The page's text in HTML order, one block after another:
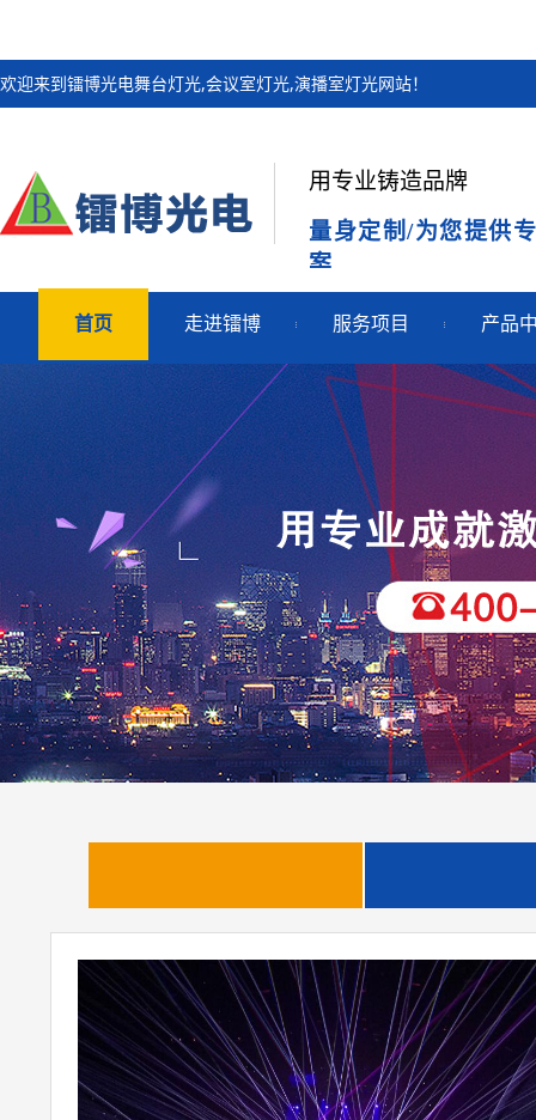
欢迎来到镭博光电舞台灯光,会议室灯光,演播室灯光网站！
用专业铸造品牌
量身定制/为您提供
案
首页 走进镭博 服务项目 产品
企业新闻 行业动